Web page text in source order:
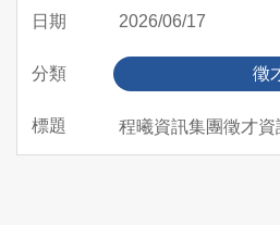
2026/06/17
徵
程曦資訊集團徵才資